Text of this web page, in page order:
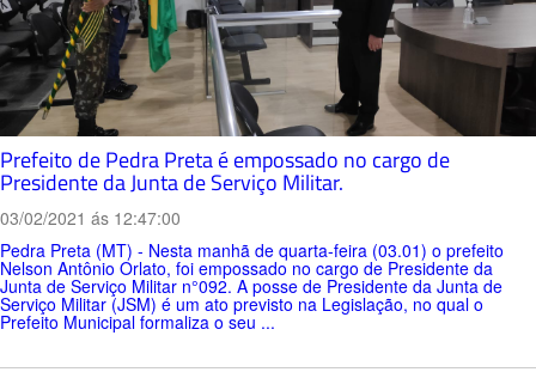
Prefeito de Pedra Preta é empossado no cargo de
Presidente da Junta de Serviço Militar.
03/02/2021 ás 12:47:00
Pedra Preta (MT) - Nesta manhã de quarta-feira (03.01) o prefeito
Nelson Antônio Orlato, foi empossado no cargo de Presidente da
Junta de Serviço Militar n°092. A posse de Presidente da Junta de
Serviço Militar (JSM) é um ato previsto na Legislação, no qual o
Prefeito Municipal formaliza o seu ...